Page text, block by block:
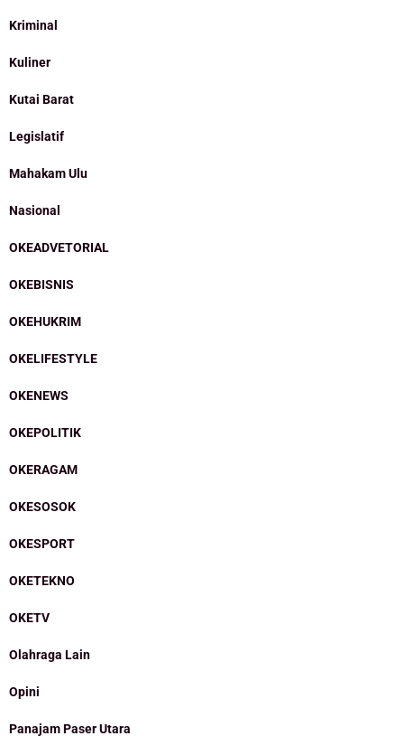
Kriminal
Kuliner
Kutai Barat
Legislatif
Mahakam Ulu
Nasional
OKEADVETORIAL
OKEBISNIS
OKEHUKRIM
OKELIFESTYLE
OKENEWS
OKEPOLITIK
OKERAGAM
OKESOSOK
OKESPORT
OKETEKNO
OKETV
Olahraga Lain
Opini
Panajam Paser Utara